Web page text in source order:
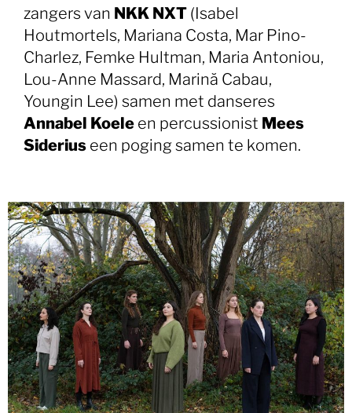
zangers van NKK NXT(Isabel
Houtmortels, Mariana Costa, Mar Pino-
Charlez, Femke Hultman, Maria Antoniou,
Lou-Anne Massard, Marină Cabau,
Youngin Lee) samen met danseres
Annabel Koeleen percussionist Mees
Sideriuseen poging samen te komen.